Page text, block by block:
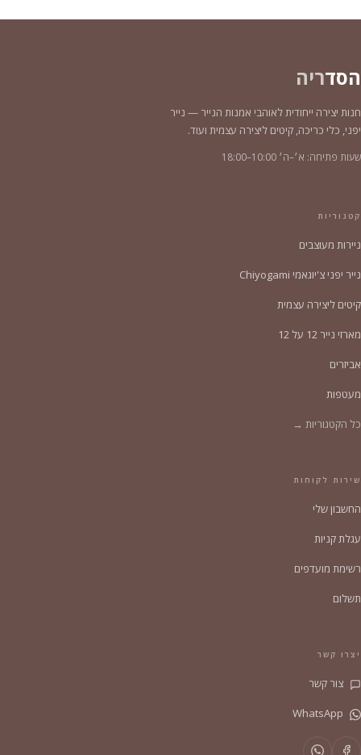
הסדריה
חנות יצירה ייחודית לאוהבי אמנות הנייר — נייר
יפני, כלי כריכה, קיטים ליצירה עצמית ועוד.
שעות פתיחה: א׳–ה׳ 10:00–18:00
קטגוריות
ניירות מעוצבים
נייר יפני צ'יוגאמי Chiyogami
קיטים ליצירה עצמית
מארזי נייר 12 על 12
אביזרים
מעטפות
כל הקטגוריות →
שירות לקוחות
החשבון שלי
עגלת קניות
רשימת מועדפים
תשלום
יצרו קשר
צור קשר